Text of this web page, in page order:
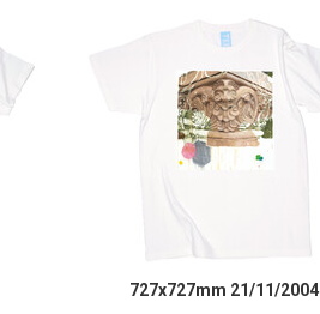
727x727mm 21/11/2004